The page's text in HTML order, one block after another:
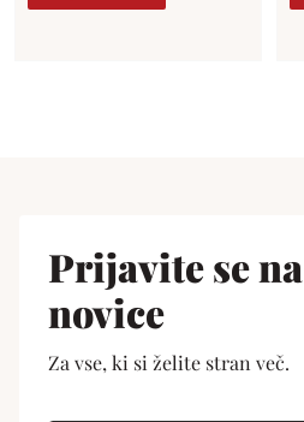
Prijavite se na
novice
Za vse, ki si želite stran več.